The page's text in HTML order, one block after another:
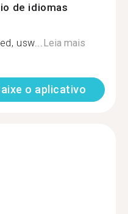
de idiomas
usw... Leia mais
o aplicativo